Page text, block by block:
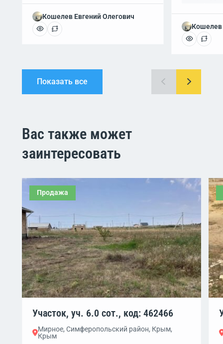
Кошелев Евгений Олегович
Кошелев
Показать все
Вас также может
заинтересовать
Продажа
Участок, уч. 6.0 сот., код: 462466
Мирное, Симферопольский район, Крым,
Крым